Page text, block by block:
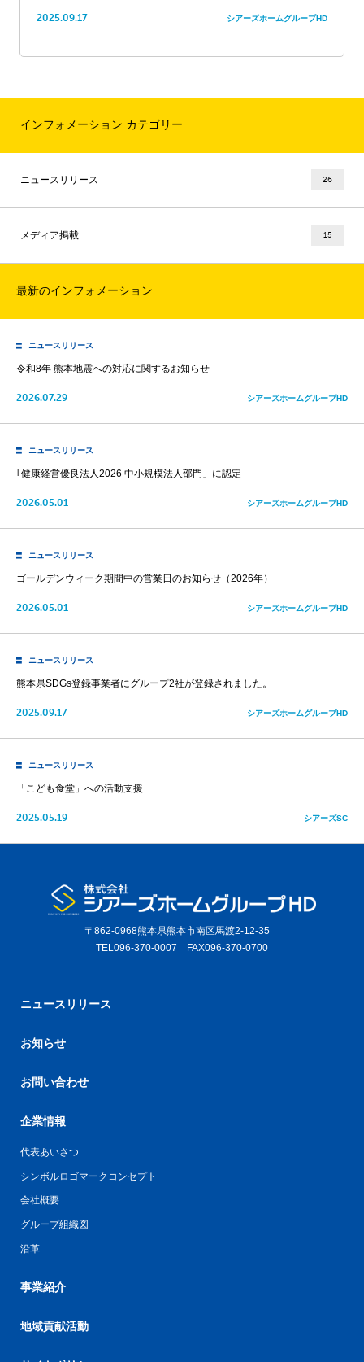
2025.09.17 シアーズホームグループHD
インフォメーション カテゴリー
ニュースリリース 26
メディア掲載 15
最新のインフォメーション
ニュースリリース
令和8年 熊本地震への対応に関するお知らせ
2026.07.29 シアーズホームグループHD
ニュースリリース
｢健康経営優良法人2026 中小規模法人部門」に認定
2026.05.01 シアーズホームグループHD
ニュースリリース
ゴールデンウィーク期間中の営業日のお知らせ（2026年）
2026.05.01 シアーズホームグループHD
ニュースリリース
熊本県SDGs登録事業者にグループ2社が登録されました。
2025.09.17 シアーズホームグループHD
ニュースリリース
「こども食堂」への活動支援
2025.05.19 シアーズSC
〒862-0968熊本県熊本市南区馬渡2-12-35
TEL096-370-0007 FAX096-370-0700
ニュースリリース
お知らせ
お問い合わせ
企業情報
代表あいさつ
シンボルロゴマークコンセプト
会社概要
グループ組織図
沿革
事業紹介
地域貢献活動